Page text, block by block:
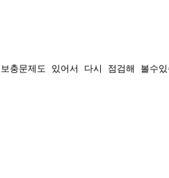
문제도 있어서 다시 점검해 볼수있